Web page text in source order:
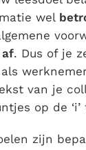
wel
af. Dus of je
van je
op de
zijn